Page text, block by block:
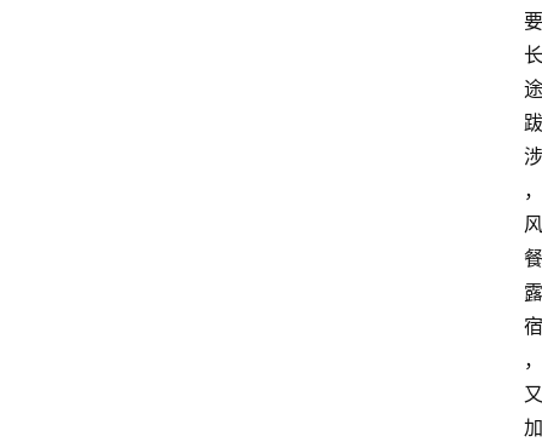
要
长
途
跋
涉
，
风
餐
露
宿
，
又
加